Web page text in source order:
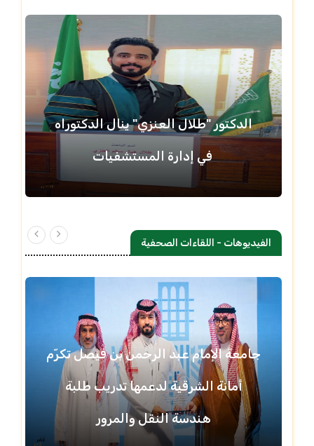
الدكتور "طلال العنزي" ينال الدكتوراه
في إدارة المستشفيات
الفيديوهات - اللقاءات الصحفية
جامعة الإمام عبد الرحمن بن فيصل تكرّم
أمانة الشرقية لدعمها تدريب طلبة
هندسة النقل والمرور